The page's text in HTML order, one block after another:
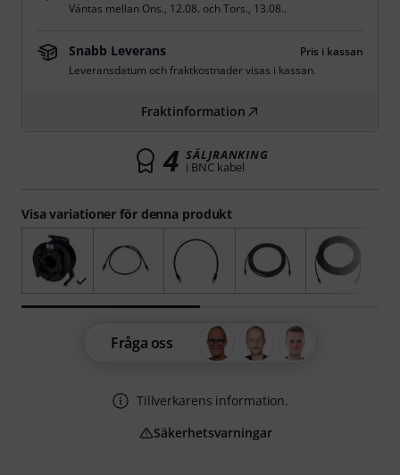
Visa variationer för denna produkt
Väntas mellan Ons., 12.08. ochTors., 13.08..
Snabb Leverans
Pris i kassan
Leveransdatum och fraktkostnader visas i kassan.
Fraktinformation
4 SÄLJRANKING
i BNC kabel
Fråga oss
Tillverkarens information.
Säkerhetsvarningar